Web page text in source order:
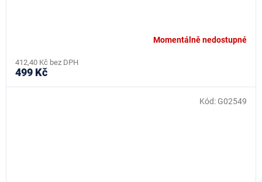
Momentálně nedostupné
412,40 Kč bez DPH
499 Kč
Kód: G02549